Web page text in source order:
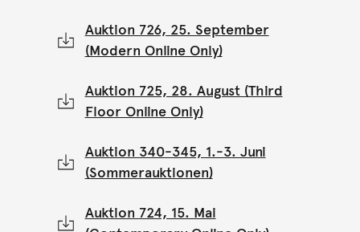
Auktion 726, 25. September
(Modern Online Only)
Auktion 725, 28. August (Third
Floor Online Only)
Auktion 340-345, 1.-3. Juni
(Sommerauktionen)
Auktion 724, 15. Mai